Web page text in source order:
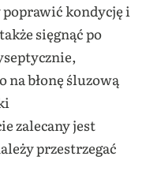
kondycję i
sięgnąć po
na błonę śluzową
zalecany jest
przestrzegać